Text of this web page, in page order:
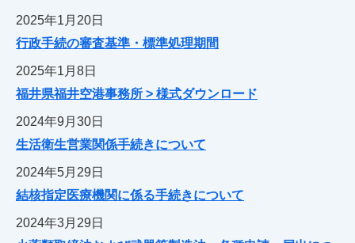
2025年1月20日
行政手続の審査基準・標準処理期間
2025年1月8日
福井県福井空港事務所 > 様式ダウンロード
2024年9月30日
生活衛生営業関係手続きについて
2024年5月29日
結核指定医療機関に係る手続きについて
2024年3月29日